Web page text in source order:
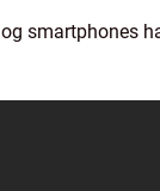
smartphones